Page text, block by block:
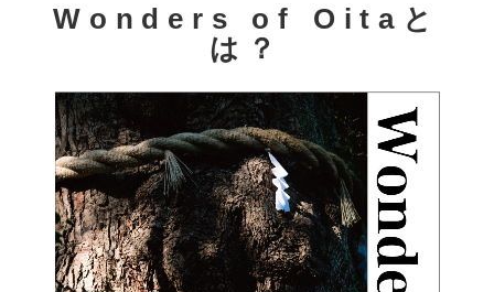
Wonders of Oitaと
は？